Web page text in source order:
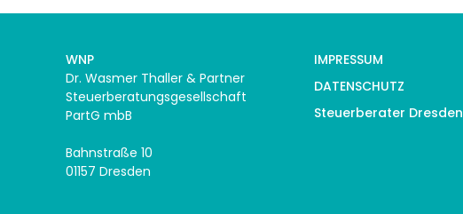
WNP
Dr. Wasmer Thaller & Partner
Steuerberatungsgesellschaft
PartG mbB
Bahnstraße 10
01157 Dresden
IMPRESSUM
DATENSCHUTZ
Steuerberater Dresden